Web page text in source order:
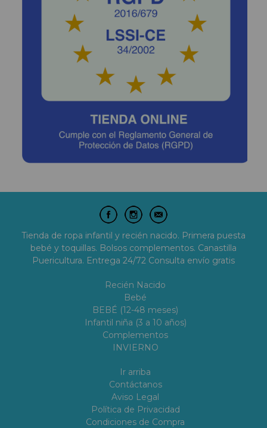
Tienda de ropa infantil y recién nacido. Primera puesta
bebé y toquillas. Bolsos complementos. Canastilla
Puericultura. Entrega 24/72 Consulta envío gratis
Recién Nacido
Bebé
BEBÉ (12-48 meses)
Infantil niña (3 a 10 años)
Complementos
INVIERNO
Ir arriba
Contáctanos
Aviso Legal
Política de Privacidad
Condiciones de Compra